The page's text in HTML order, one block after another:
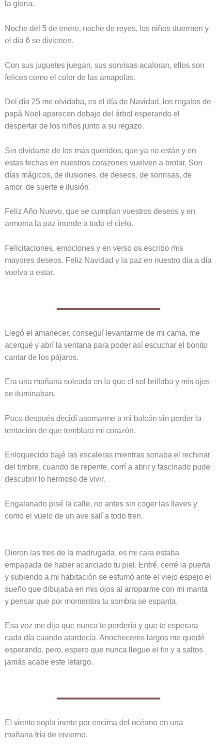
la gloria.
Noche del 5 de enero, noche de reyes, los niños duermen y
el día 6 se divierten.
Con sus juguetes juegan, sus sonrisas acaloran, ellos son
felices como el color de las amapolas.
Del día 25 me olvidaba, es el día de Navidad, los regalos de
papá Noel aparecen debajo del árbol esperando el
despertar de los niños junto a su regazo.
Sin olvidarse de los más queridos, que ya no están y en
estas fechas en nuestros corazones vuelven a brotar. Son
días mágicos, de ilusiones, de deseos, de sonrisas, de
amor, de suerte e ilusión.
Feliz Año Nuevo, que se cumplan vuestros deseos y en
armonía la paz inunde a todo el cielo.
Felicitaciones, emociones y en verso os escribo mis
mayores deseos. Feliz Navidad y la paz en nuestro día a día
vuelva a estar.
Llegó el amanecer, conseguí levantarme de mi cama, me
acerqué y abrí la ventana para poder así escuchar el bonito
cantar de los pájaros.
Era una mañana soleada en la que el sol brillaba y mis ojos
se iluminaban.
Poco después decidí asomarme a mi balcón sin perder la
tentación de que temblara mi corazón.
Enloquecido bajé las escaleras mientras sonaba el rechinar
del timbre, cuando de repente, corrí a abrir y fascinado pude
descubrir lo hermoso de vivir.
Engalanado pisé la calle, no antes sin coger las llaves y
como el vuelo de un ave salí a todo tren.
Dieron las tres de la madrugada, es mi cara estaba
empapada de haber acariciado tu piel. Entré, cerré la puerta
y subiendo a mi habitación se esfumó ante el viejo espejo el
sueño que dibujaba en mis ojos al arroparme con mi manta
y pensar que por momentos tu sombra se espanta.
Esa voz me dijo que nunca te perdería y que te esperara
cada día cuando atardecía. Anocheceres largos me quedé
esperando, pero, espero que nunca llegue el fin y a saltos
jamás acabe este letargo.
El viento sopla inerte por encima del océano en una
mañana fría de invierno.